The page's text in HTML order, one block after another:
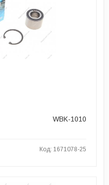
WBK-1010
Код: 1671078-25